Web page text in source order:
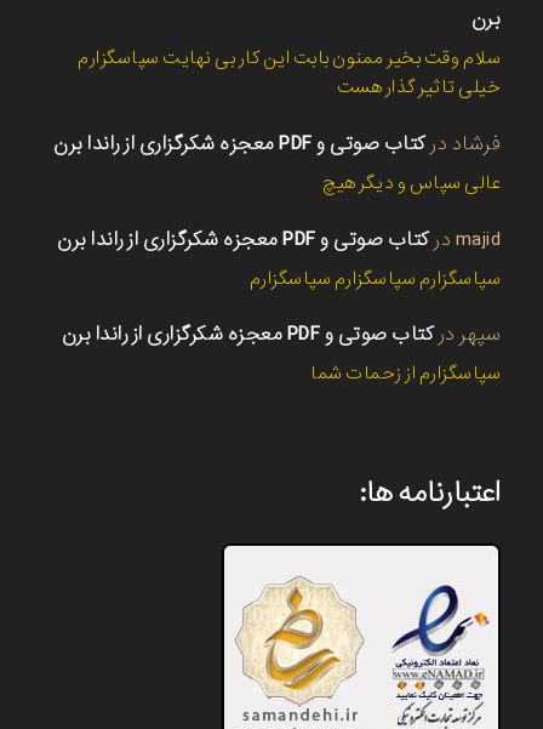
برن
سلام وقت بخیر ممنون بابت این کار بی نهایت سپاسگزارم
خیلی تاثیر گذار هست
فرشاد درکتاب صوتی و PDF معجزه شکرگزاری از راندا برن
عالی سپاس و دیگر هیچ
majid درکتاب صوتی و PDF معجزه شکرگزاری از راندا برن
سپاسگزارم سپاسگزارم سپاسگزارم
سپهر درکتاب صوتی و PDF معجزه شکرگزاری از راندا برن
سپاسگزارم از زحمات شما
اعتبارنامه ها: